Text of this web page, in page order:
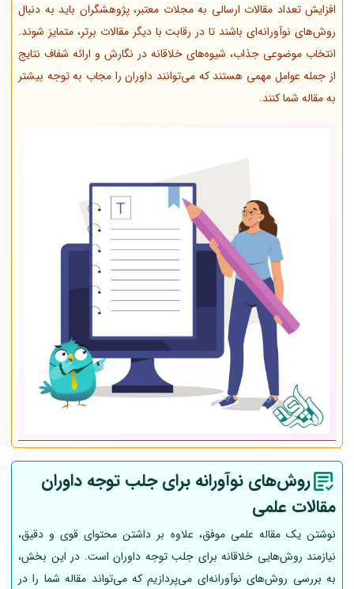
افزایش تعداد مقالات ارسالی به مجلات معتبر، پژوهشگران باید به دنبال
روش‌های نوآورانه‌ای باشند تا در رقابت با دیگر مقالات برتر، متمایز شوند.
انتخاب موضوعی جذاب، شیوه‌های خلاقانه در نگارش و ارائه شفاف نتایج
از جمله عوامل مهمی هستند که می‌توانند داوران را مجاب به توجه بیشتر
به مقاله شما کنند.
روش‌های نوآورانه برای جلب توجه داوران
مقالات علمی
نوشتن یک مقاله علمی موفق، علاوه بر داشتن محتوای قوی و دقیق،
نیازمند روش‌هایی خلاقانه برای جلب توجه داوران است. در این بخش،
به بررسی روش‌های نوآورانه‌ای می‌پردازیم که می‌تواند مقاله شما را در